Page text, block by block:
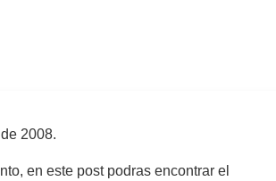
2008.
en este post podras encontrar el